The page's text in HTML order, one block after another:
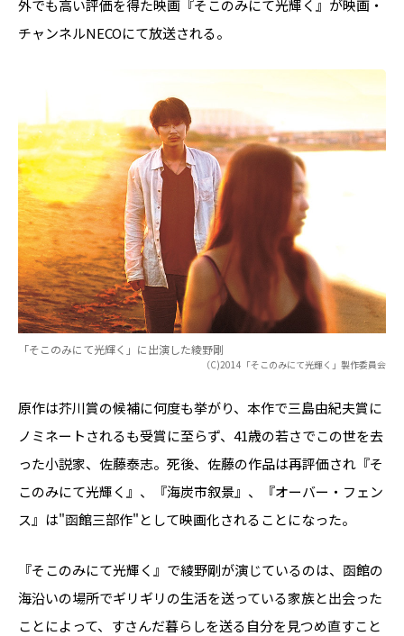
外でも高い評価を得た映画『そこのみにて光輝く』が映画・
チャンネルNECOにて放送される。
「そこのみにて光輝く」に出演した綾野剛
（C)2014「そこのみにて光輝く」製作委員会
原作は芥川賞の候補に何度も挙がり、本作で三島由紀夫賞に
ノミネートされるも受賞に至らず、41歳の若さでこの世を去
った小説家、佐藤泰志。死後、佐藤の作品は再評価され『そ
このみにて光輝く』、『海炭市叙景』、『オーバー・フェン
ス』は"函館三部作"として映画化されることになった。
『そこのみにて光輝く』で綾野剛が演じているのは、函館の
海沿いの場所でギリギリの生活を送っている家族と出会った
ことによって、すさんだ暮らしを送る自分を見つめ直すこと